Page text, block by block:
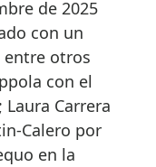
de 2025
con un
entre otros
con el
Carrera
Calero por
en la